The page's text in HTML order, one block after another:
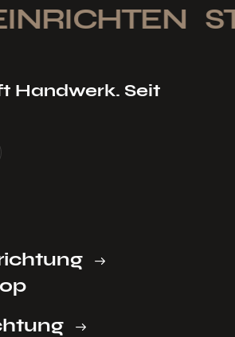
Handwerk. Seit